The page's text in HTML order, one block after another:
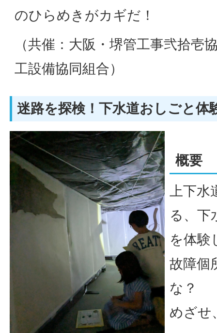
のひらめきがカギだ！
（共催：大阪・堺管工事弐拾壱
工設備協同組合）
迷路を探検！下水道おしごと体
概要
上下
る、下
を体験
故障個
な？
めざせ